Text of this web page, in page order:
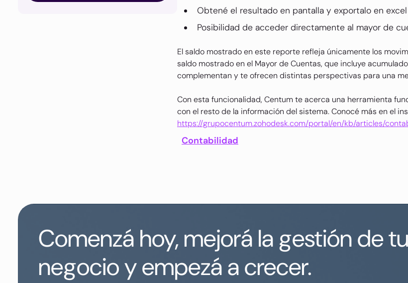
Obtené el resultado en pantalla y exportalo en excel
Posibilidad de acceder directamente al mayor de
El saldo mostrado en este reporte refleja únicamente los
saldo mostrado en el Mayor de Cuentas, que incluye
complementan y te ofrecen distintas perspectivas para una
Con esta funcionalidad, Centum te acerca una herramienta
con el resto de la información del sistema. Conocé más en el
https://grupocentum.zohodesk.com/portal/en/kb/articles/
Contabilidad
Comenzá hoy, mejorá la gestión de tu
negocio y empezá a crecer.